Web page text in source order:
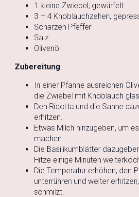
1 kleine Zwiebel, gewürfelt
3 – 4 Knoblauchzehen,
Scharzen Pfeffer
Salz
Olivenöl
Zubereitung:
In einer Pfanne ausreichen
die Zwiebel mit Knoblauch
Den Ricotta und die Sahne
erhitzen.
Etwas Milch hinzugeben, um
machen.
Die Basilikumblätter
Hitze einige Minuten
Die Temperatur erhöhen, den
unterrühren und weiter
schmilzt.